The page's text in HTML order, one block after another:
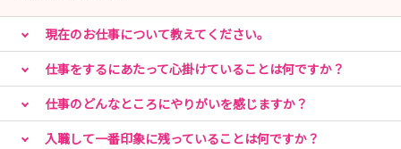
お気軽にお問合せください。
現在のお仕事について教えてください。
仕事をするにあたって心掛けていることは何ですか？
仕事のどんなところにやりがいを感じますか？
入職して一番印象に残っていることは何ですか？